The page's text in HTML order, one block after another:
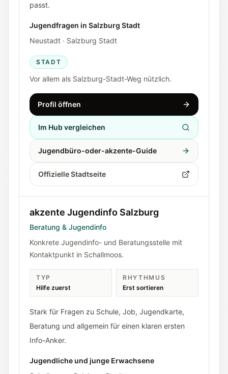
passt.
Jugendfragen in Salzburg Stadt
Neustadt · Salzburg Stadt
STADT
Vor allem als Salzburg-Stadt-Weg nützlich.
Profil öffnen
Im Hub vergleichen
Jugendbüro-oder-akzente-Guide
Offizielle Stadtseite
akzente Jugendinfo Salzburg
Beratung & Jugendinfo
Konkrete Jugendinfo- und Beratungsstelle mit
Kontaktpunkt in Schallmoos.
TYP
Hilfe zuerst
RHYTHMUS
Erst sortieren
Stark für Fragen zu Schule, Job, Jugendkarte,
Beratung und allgemein für einen klaren ersten
Info-Anker.
Jugendliche und junge Erwachsene